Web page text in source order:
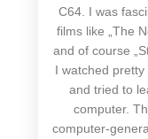
C64. I was
films like „The
and of course
I watched
and tried to
computer.
computer-